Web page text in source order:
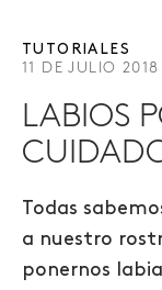
TUTORIALES
11 DE JULIO 2018
LABIOS
Todas
a nuestro
ponernos